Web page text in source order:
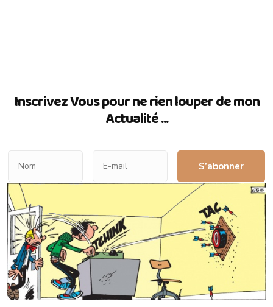
Inscrivez Vous pour ne rien louper de mon
Actualité ...
S’abonner